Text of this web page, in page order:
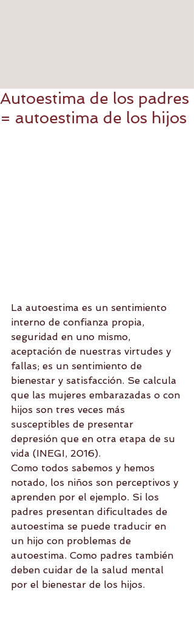
Autoestima de los padres
= autoestima de los hijos
La autoestima es un sentimiento
interno de confianza propia,
seguridad en uno mismo,
aceptación de nuestras virtudes y
fallas; es un sentimiento de
bienestar y satisfacción. Se calcula
que las mujeres embarazadas o con
hijos son tres veces más
susceptibles de presentar
depresión que en otra etapa de su
vida (INEGI, 2016).
Como todos sabemos y hemos
notado, los niños son perceptivos y
aprenden por el ejemplo. Si los
padres presentan dificultades de
autoestima se puede traducir en
un hijo con problemas de
autoestima. Como padres también
deben cuidar de la salud mental
por el bienestar de los hijos.